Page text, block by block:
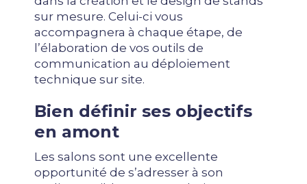
sur mesure. Celui-ci vous
accompagnera à chaque étape, de
l’élaboration de vos outils de
communication au déploiement
technique sur site.
Bien définir ses objectifs
en amont
Les salons sont une excellente
opportunité de s’adresser à son